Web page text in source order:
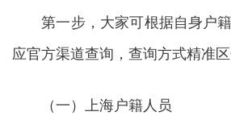
第一步，大家可根据自身户籍
应官方渠道查询，查询方式精准区
（一）上海户籍人员